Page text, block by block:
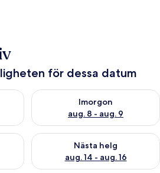
för dessa datum
för ikväll aug. 7 - aug. 8
Imorgon
aug. 8 - aug. 9
Kontrollera tillgängligheten
för den här helgen aug. 7 - aug. 9
Nästa helg
aug. 14 - aug. 16
Kontrollera tillgängligheten